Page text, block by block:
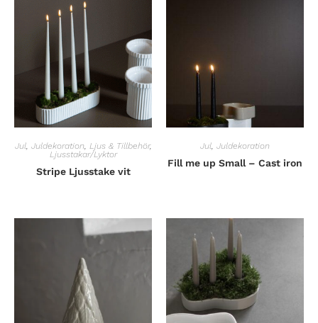
Jul, Juldekoration Ljus & Tillbehör,
Ljusstakar/Lyktor
Stripe Ljusstake vit
Jul Juldekoration
Fill me up Small – Cast iron